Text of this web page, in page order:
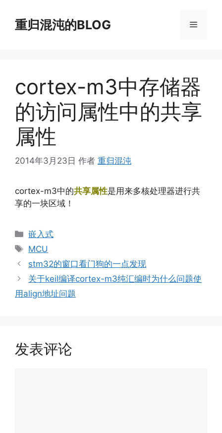
重归混沌的BLOG 菜
cortex-m3中存储器
的访问属性中的共享
属性
2014年3月23日 作者 重归混沌
cortex-m3中的共享属性是用来多核处理器进行共
享的一块区域！
分
类
嵌入式
标
签
MCU
stm32的窗口看门狗的一点发现
关于keil编译cortex-m3纯汇编时为什么问题使
用align地址问题
发表评论